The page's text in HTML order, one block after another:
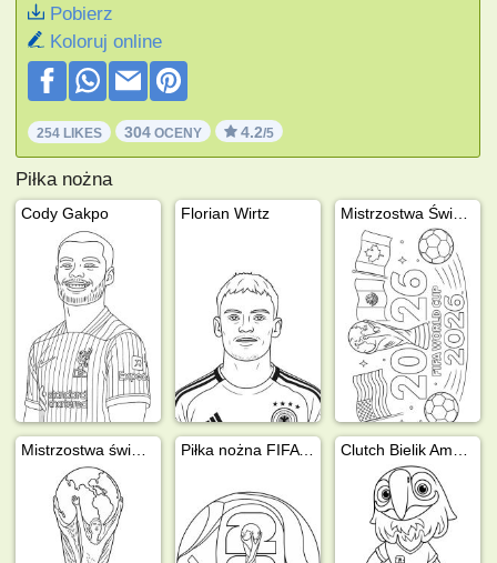
Pobierz
Koloruj online
254 LIKES 304 OCENY 4.2/5
Piłka nożna
Cody Gakpo Florian Wirtz
Piłka nożna FIFA Mistrzostwa Świata 2026